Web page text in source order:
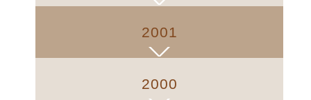
2001
2000